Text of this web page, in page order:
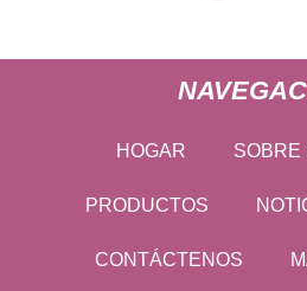
HOGAR SOBRE
PRODUCTOS
CONTÁCTENOS